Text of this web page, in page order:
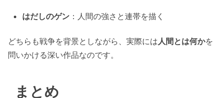
はだしのゲン ：人間の強さと連帯を描く
どちらも戦争を背景としながら、実際には 人間とは何かを
問いかける深い作品なのです。
まとめ